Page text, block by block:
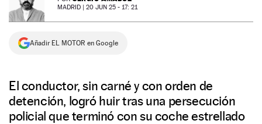
MADRID | 20 JUN 25 - 17: 21
Añadir EL MOTOR en Google
El conductor, sin carné y con orden de
detención, logró huir tras una persecución
policial que terminó con su coche estrellado